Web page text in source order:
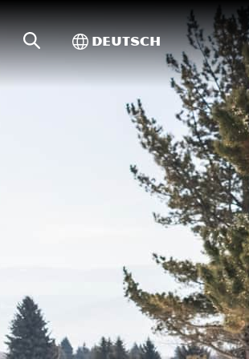
Website-Suche
Toggle International
Deutsch